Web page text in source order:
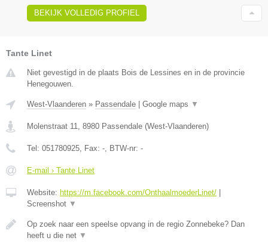
BEKIJK VOLLEDIG PROFIEL
Tante Linet
Niet gevestigd in de plaats Bois de Lessines en in de provincie
Henegouwen.
West-Vlaanderen » Passendale Google maps ▼
Molenstraat 11 8980 Passendale (West-Vlaanderen)
Tel: 051780925 , Fax: - , BTW-nr: -
E-mail › Tante Linet
Website: https://m.facebook.com/OnthaalmoederLinet/
Screenshot ▼
Op zoek naar een speelse opvang in de regio Zonnebeke? Dan
heeft u die net ▼